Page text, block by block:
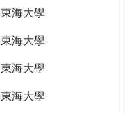
東海大學
東海大學
東海大學
東海大學